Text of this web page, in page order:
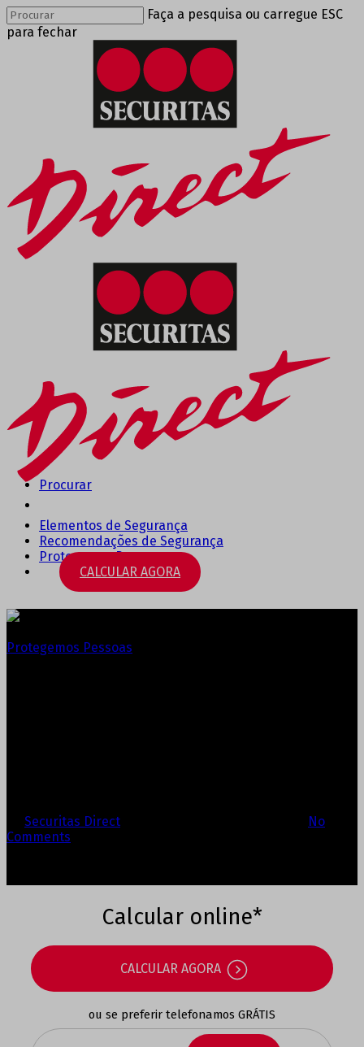
Faça a pesquisa ou carregue ESC
para fechar
Procurar
Elementos de Segurança
Recomendações de Segurança
Protegemos Pessoas
CALCULAR AGORA
Protegemos Pessoas
Securitas Direct
No
Comments
Calcular online*
CALCULAR AGORA
ou se preferir telefonamos GRÁTIS